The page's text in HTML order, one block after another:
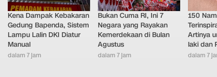
Kena Dampak Kebakaran
Gedung Bapenda, Sistem
Lampu Lalin DKI Diatur
Manual
dalam 7 jam
Bukan Cuma RI, Ini 7
Negara yang Rayakan
Kemerdekaan di Bulan
Agustus
dalam 7 jam
150
Artinya
laki dan
dalam 7